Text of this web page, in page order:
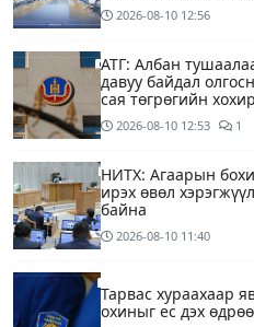
2026-08-10 12:56
АТГ: Албан
давуу байдал
сая төгрөгийн
прокурорт
2026-08-10 12:53 1
НИТХ: Агаарын
ирэх өвөл
байна
2026-08-10 11:40
Тарвас хураахаар
охиныг ес дэх